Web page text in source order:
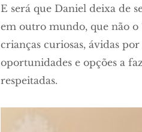
E será que Daniel deixa de
em outro mundo, que não o
crianças curiosas, ávidas
oportunidades e opções a
respeitadas.